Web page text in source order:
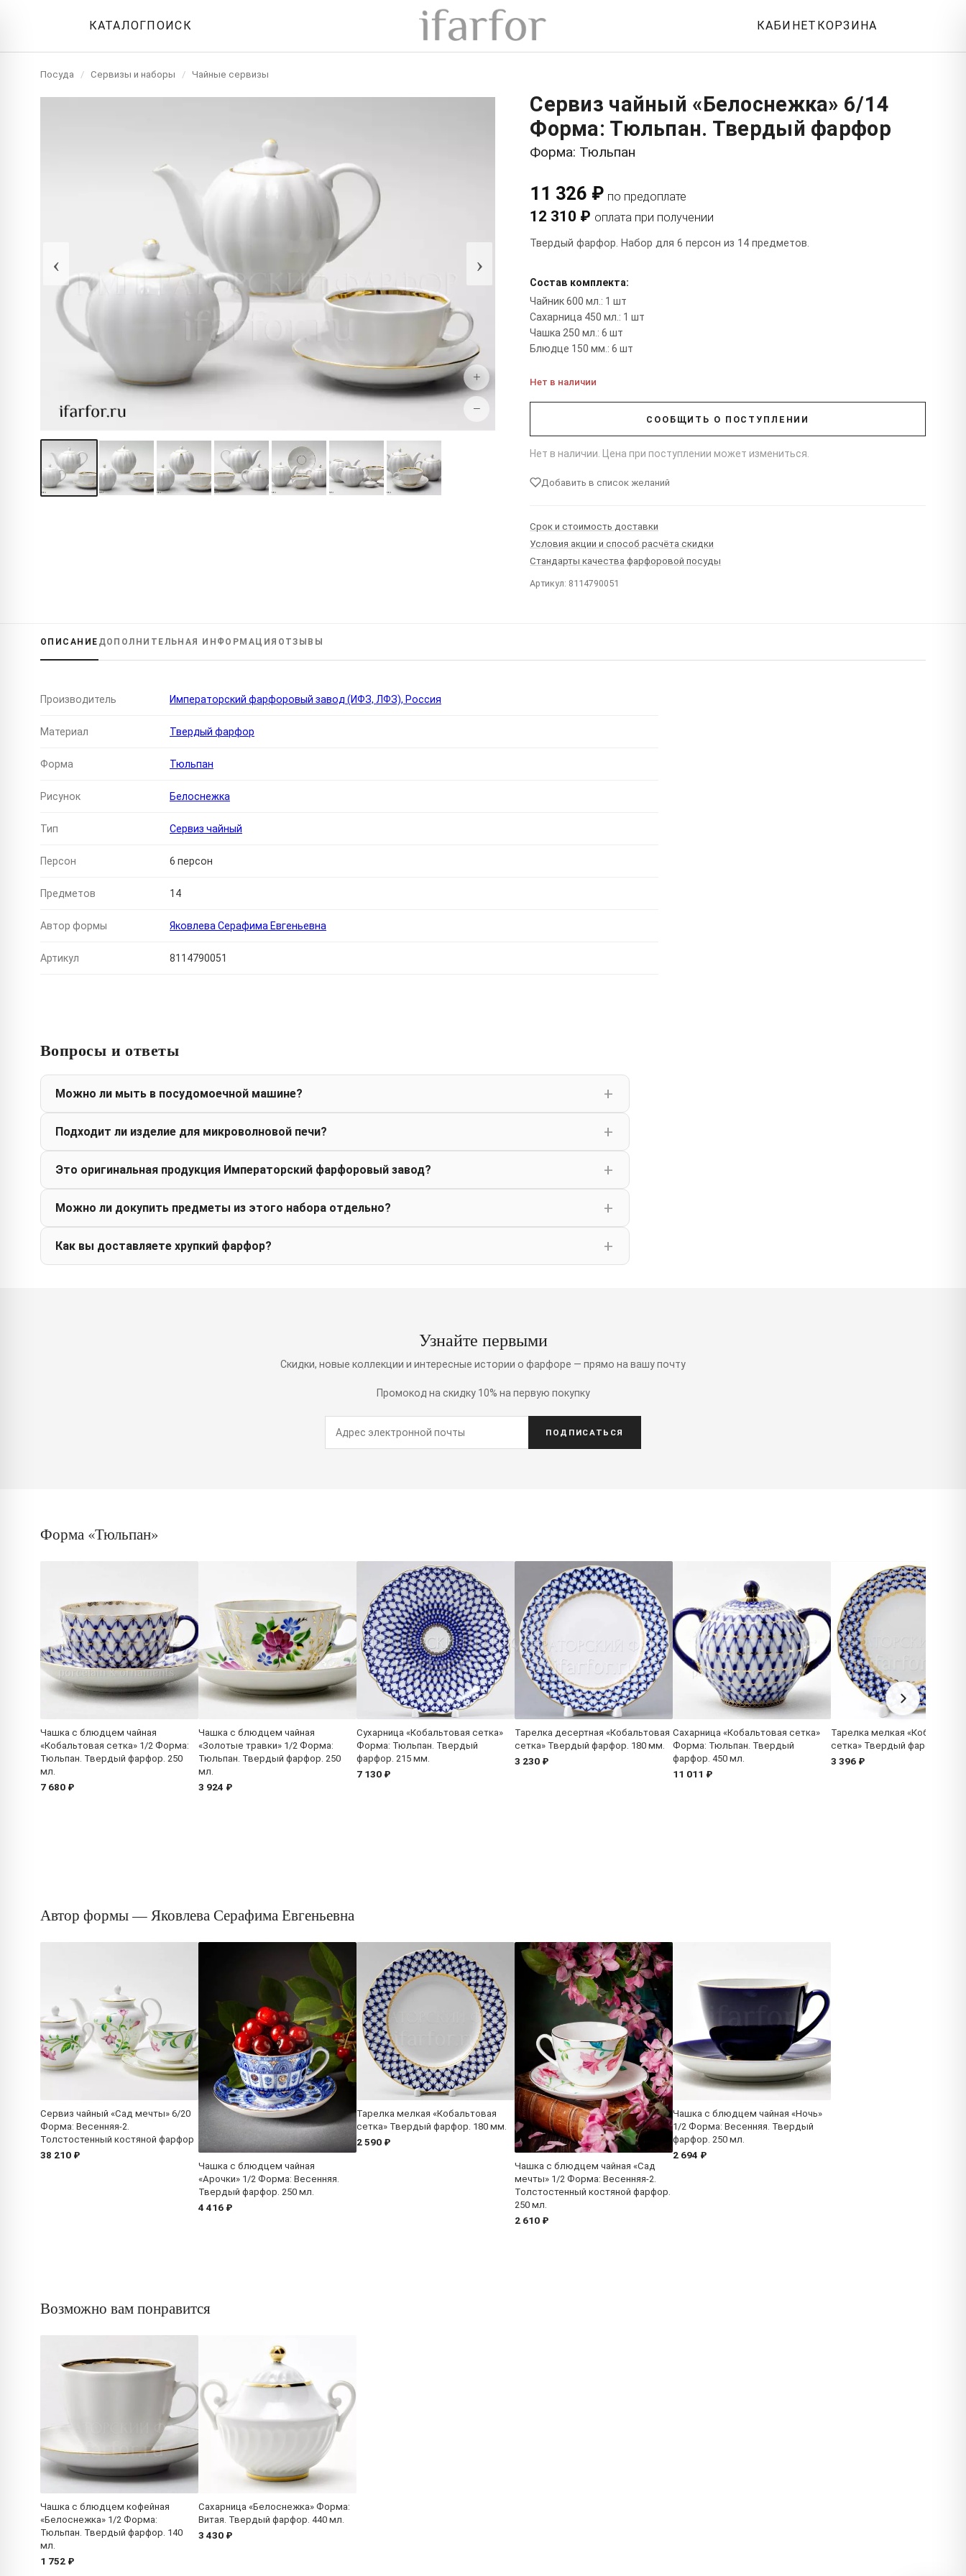
КАТАЛОГПОИСК КАБИНЕТ КОРЗИНА
Посуда / Сервизы и наборы / Чайные сервизы
‹ ›
+
−
Сервиз чайный «Белоснежка» 6/14
Форма: Тюльпан. Твердый фарфор
Форма: Тюльпан
11 326 ₽ по предоплате
12 310 ₽ оплата при получении
Твердый фарфор. Набор для 6 персон из 14 предметов.
Состав комплекта:
Чайник 600 мл.: 1 шт
Сахарница 450 мл.: 1 шт
Чашка 250 мл.: 6 шт
Блюдце 150 мм.: 6 шт
Нет в наличии
СООБЩИТЬ О ПОСТУПЛЕНИИ
Нет в наличии. Цена при поступлении может измениться.
Добавить в список желаний
Срок и стоимость доставки
Условия акции и способ расчёта скидки
Стандарты качества фарфоровой посуды
Артикул: 8114790051
ОПИСАНИЕ ДОПОЛНИТЕЛЬНАЯ ИНФОРМАЦИЯ ОТЗЫВЫ
Производитель Императорский фарфоровый завод (ИФЗ, ЛФЗ), Россия
Материал Твердый фарфор
Форма Тюльпан
Рисунок Белоснежка
Тип Сервиз чайный
Персон 6 персон
Предметов 14
Автор формы Яковлева Серафима Евгеньевна
Артикул 8114790051
Вопросы и ответы
Можно ли мыть в посудомоечной машине?
Подходит ли изделие для микроволновой печи?
Это оригинальная продукция Императорский фарфоровый завод?
Можно ли докупить предметы из этого набора отдельно?
Как вы доставляете хрупкий фарфор?
Узнайте первыми
Скидки, новые коллекции и интересные истории о фарфоре — прямо на вашу почту
Промокод на скидку 10% на первую покупку
ПОДПИСАТЬСЯ
Форма «Тюльпан»
Чашка с блюдцем чайная
«Кобальтовая сетка» 1/2 Форма:
Тюльпан. Твердый фарфор. 250
мл.
7 680 ₽
Чашка с блюдцем чайная
«Золотые травки» 1/2 Форма:
Тюльпан. Твердый фарфор. 250
мл.
3 924 ₽
Сухарница «Кобальтовая сетка»
Форма: Тюльпан. Твердый
фарфор. 215 мм.
7 130 ₽
Тарелка десертная «Кобальтовая
сетка» Твердый фарфор. 180 мм.
3 230 ₽
Сахарница «Кобальтовая сетка»
Форма: Тюльпан. Твердый
фарфор. 450 мл.
11 011 ₽
Тарелка мелкая
сетка» Твердый фарфор.
3 396 ₽
Автор формы — Яковлева Серафима Евгеньевна
Сервиз чайный «Сад мечты» 6/20
Форма: Весенняя-2.
Толстостенный костяной фарфор
38 210 ₽
Чашка с блюдцем чайная
«Арочки» 1/2 Форма: Весенняя.
Твердый фарфор. 250 мл.
4 416 ₽
Тарелка мелкая «Кобальтовая
сетка» Твердый фарфор. 180 мм.
2 590 ₽
Чашка с блюдцем чайная «Сад
мечты» 1/2 Форма: Весенняя-2.
Толстостенный костяной фарфор.
250 мл.
2 610 ₽
Чашка с блюдцем чайная «Ночь»
1/2 Форма: Весенняя. Твердый
фарфор. 250 мл.
2 694 ₽
Возможно вам понравится
Чашка с блюдцем кофейная
«Белоснежка» 1/2 Форма:
Тюльпан. Твердый фарфор. 140
мл.
1 752 ₽
Сахарница «Белоснежка» Форма:
Витая. Твердый фарфор. 440 мл.
3 430 ₽